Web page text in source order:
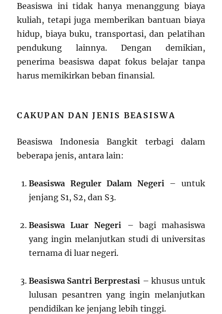
Beasiswa ini tidak hanya menanggung biaya
kuliah, tetapi juga memberikan bantuan biaya
hidup, biaya buku, transportasi, dan pelatihan
pendukung lainnya. Dengan demikian,
penerima beasiswa dapat fokus belajar tanpa
harus memikirkan beban finansial.
CAKUPAN DAN JENIS BEASISWA
Beasiswa Indonesia Bangkit terbagi dalam
beberapa jenis, antara lain:
Beasiswa Reguler Dalam Negeri – untuk
jenjang S1, S2, dan S3.
Beasiswa Luar Negeri
– bagi mahasiswa
yang ingin melanjutkan studi di universitas
ternama di luar negeri.
Beasiswa Santri Berprestasi – khusus untuk
lulusan pesantren yang ingin melanjutkan
pendidikan ke jenjang lebih tinggi.